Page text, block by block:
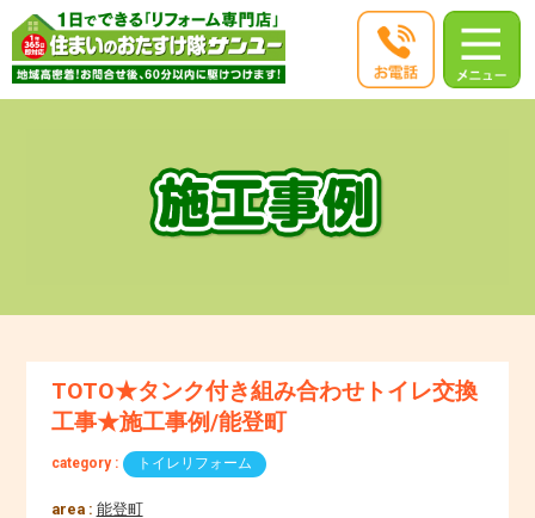
TOTO★タンク付き組み合わせトイレ交換
工事★施工事例/能登町
category : トイレリフォーム
area : 能登町